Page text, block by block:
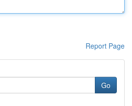
Report Page
Go